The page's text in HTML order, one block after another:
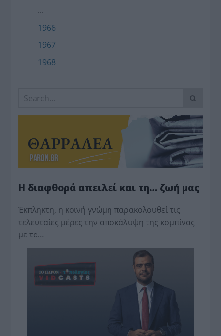
...
1966
1967
1968
Η διαφθορά απειλεί και τη… ζωή μας
Έκπληκτη, η κοινή γνώμη παρακολουθεί τις
τελευταίες μέρες την αποκάλυψη της κο­μπίνας
με τα…